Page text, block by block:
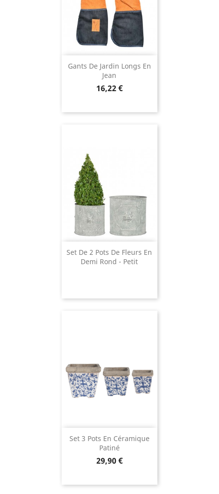
Gants De Jardin Longs En
Jean
Prix
16,22 €
Set De 2 Pots De Fleurs En
Demi Rond - Petit
Set 3 Pots En Céramique
Patiné
Prix
29,90 €